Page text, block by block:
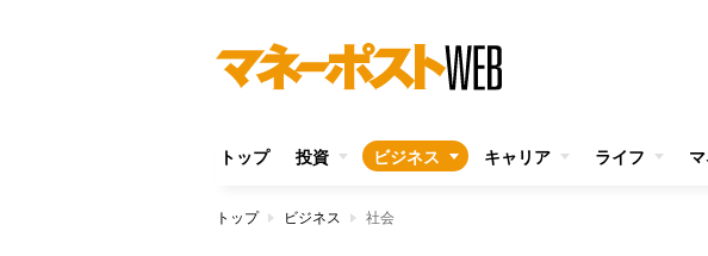
トップ 投資 ビジネス キャリア ライフ
トップ ビジネス 社会